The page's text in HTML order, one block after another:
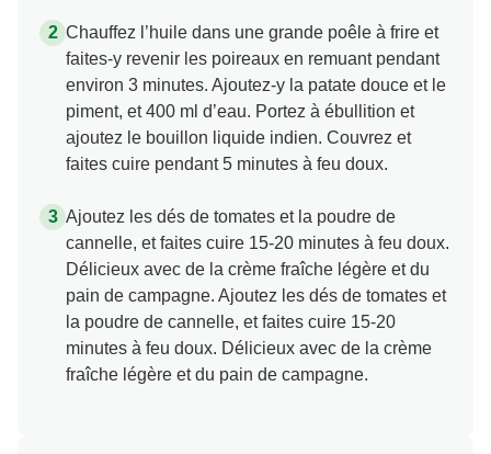
Chauffez l’huile dans une grande poêle à frire et
faites-y revenir les poireaux en remuant pendant
environ 3 minutes. Ajoutez-y la patate douce et le
piment, et 400 ml d’eau. Portez à ébullition et
ajoutez le bouillon liquide indien. Couvrez et
faites cuire pendant 5 minutes à feu doux.
Ajoutez les dés de tomates et la poudre de
cannelle, et faites cuire 15-20 minutes à feu doux.
Délicieux avec de la crème fraîche légère et du
pain de campagne. Ajoutez les dés de tomates et
la poudre de cannelle, et faites cuire 15-20
minutes à feu doux. Délicieux avec de la crème
fraîche légère et du pain de campagne.